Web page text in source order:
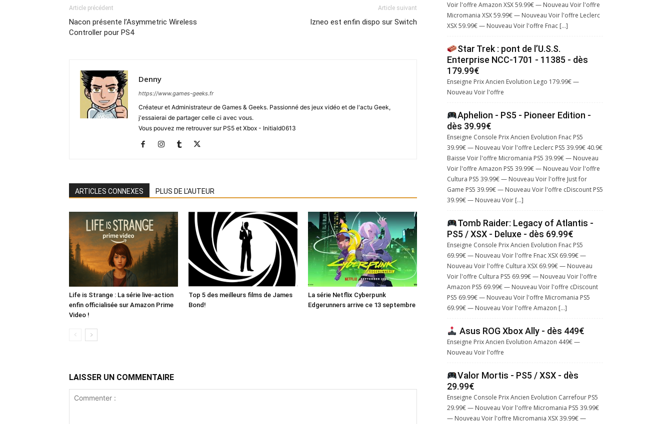
Article précédent
Nacon présente l’Asymmetric Wireless
Controller pour PS4
Article suivant
Izneo est enfin dispo sur Switch
Denny
https://www.games-geeks.fr
Créateur et Administrateur de Games & Geeks. Passionné des jeux vidéo et de l'actu Geek,
j'essaierai de partager celle ci avec vous.
Vous pouvez me retrouver sur PS5 et Xbox - Initiald0613
ARTICLES CONNEXES PLUS DE L'AUTEUR
Life is Strange : La série live-action
enfin officialisée sur Amazon Prime
Video !
Top 5 des meilleurs films de James
Bond!
La série Netflix Cyberpunk
Edgerunners arrive ce 13 septembre
LAISSER UN COMMENTAIRE
Voir l'offre Amazon XSX 59.99€ — Nouveau Voir l'offre
Micromania XSX 59.99€ — Nouveau Voir l'offre Leclerc
XSX 59.99€ — Nouveau Voir l'offre Fnac […]
Star Trek : pont de l’U.S.S.
Enterprise NCC-1701 - 11385 - dès
179.99€
Enseigne Prix Ancien Evolution Lego 179.99€ —
Nouveau Voir l'offre
Aphelion - PS5 - Pioneer Edition -
dès 39.99€
Enseigne Console Prix Ancien Evolution Fnac PS5
39.99€ — Nouveau Voir l'offre Leclerc PS5 39.99€ 40.9€
Baisse Voir l'offre Micromania PS5 39.99€ — Nouveau
Voir l'offre Amazon PS5 39.99€ — Nouveau Voir l'offre
Cultura PS5 39.99€ — Nouveau Voir l'offre Just for
Game PS5 39.99€ — Nouveau Voir l'offre cDiscount PS5
39.99€ — Nouveau Voir […]
Tomb Raider: Legacy of Atlantis -
PS5 / XSX - Deluxe - dès 69.99€
Enseigne Console Prix Ancien Evolution Fnac PS5
69.99€ — Nouveau Voir l'offre Fnac XSX 69.99€ —
Nouveau Voir l'offre Cultura XSX 69.99€ — Nouveau
Voir l'offre Cultura PS5 69.99€ — Nouveau Voir l'offre
Amazon PS5 69.99€ — Nouveau Voir l'offre cDiscount
PS5 69.99€ — Nouveau Voir l'offre Micromania PS5
69.99€ — Nouveau Voir l'offre Amazon […]
Asus ROG Xbox Ally - dès 449€
Enseigne Prix Ancien Evolution Amazon 449€ —
Nouveau Voir l'offre
Valor Mortis - PS5 / XSX - dès
29.99€
Enseigne Console Prix Ancien Evolution Carrefour PS5
29.99€ — Nouveau Voir l'offre Micromania PS5 39.99€
— Nouveau Voir l'offre Micromania XSX 39.99€ —